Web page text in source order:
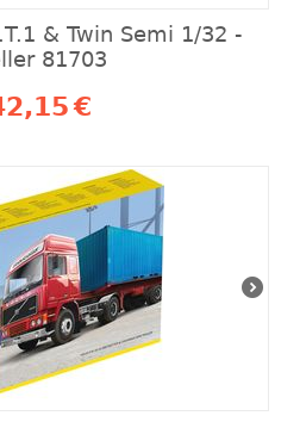
& Twin Semi 1/32 -
81703
€